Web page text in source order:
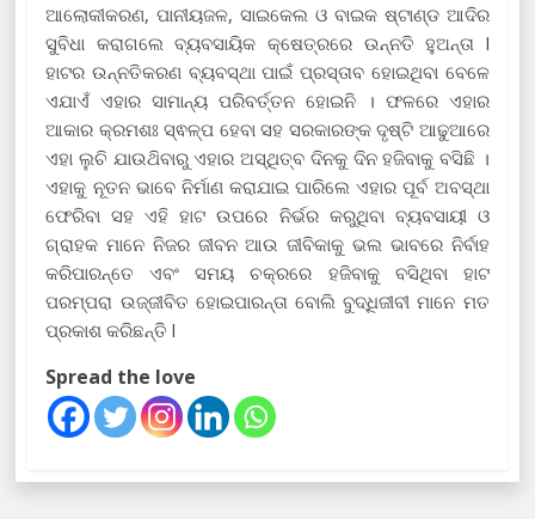
ଆଲୋକୀକରଣ, ପାନୀୟଜଳ, ସାଇକେଲ ଓ ବାଇକ ଷ୍ଟାଣ୍ଡ ଆଦିର
ସୁବିଧା କରାଗଲେ ବ୍ୟବସାୟିକ କ୍ଷେତ୍ରରେ ଉନ୍ନତି ହୁଅନ୍ତା l
ହାଟର ଉନ୍ନତିକରଣ ବ୍ୟବସ୍ଥା ପାଇଁ ପ୍ରସ୍ତାବ ହୋଇଥିବା ବେଳେ
ଏଯାଏଁ ଏହାର ସାମାନ୍ୟ ପରିବର୍ତ୍ତନ ହୋଇନି । ଫଳରେ ଏହାର
ଆକାର କ୍ରମଶଃ ସ୍ଵଳ୍ପ ହେବା ସହ ସରକାରଙ୍କ ଦୃଷ୍ଟି ଆଢୁଆରେ
ଏହା ଲୁଚି ଯାଉଥ‌ିବାରୁ ଏହାର ଅସ୍ଥିତ୍ବ ଦିନକୁ ଦିନ ହଜିବାକୁ ବସିଛି ।
ଏହାକୁ ନୂତନ ଭାବେ ନିର୍ମାଣ କରାଯାଇ ପାରିଲେ ଏହାର ପୂର୍ବ ଅବସ୍ଥା
ଫେରିବା ସହ ଏହି ହାଟ ଉପରେ ନିର୍ଭର କରୁଥିବା ବ୍ୟବସାୟୀ ଓ
ଗ୍ରାହକ ମାନେ ନିଜର ଜୀବନ ଆଉ ଜୀବିକାକୁ ଭଲ ଭାବରେ ନିର୍ବାହ
କରିପାରନ୍ତେ ଏବଂ ସମୟ ଚକ୍ରରେ ହଜିବାକୁ ବସିଥିବା ହାଟ
ପରମ୍ପରା ଉଜ୍ଜୀବିତ ହୋଇପାରନ୍ତା ବୋଲି ବୁଦ୍ଧିଜୀବୀ ମାନେ ମତ
ପ୍ରକାଶ କରିଛନ୍ତି l
Spread the love